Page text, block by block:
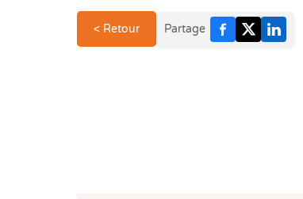
< Retour Partage